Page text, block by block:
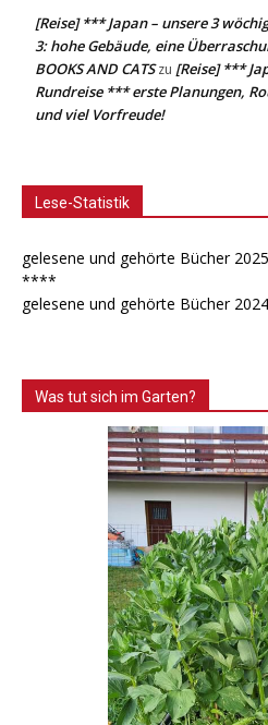
[Reise] *** Japan – unsere 3
3: hohe Gebäude, eine
BOOKS AND CATSzu [Reise] ***
Rundreise *** erste Planungen,
und viel Vorfreude!
Lese-Statistik
gelesene und gehörte Bücher
****
gelesene und gehörte Bücher
Was tut sich im Garten?